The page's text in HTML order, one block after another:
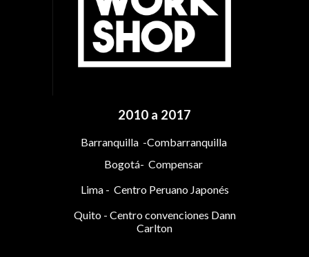
2010 a 2017
Barranquilla -Combarranquilla
Bogotá- Compensar
Lima - Centro Peruano Japonés
Quito - Centro convenciones Dann
Carlton